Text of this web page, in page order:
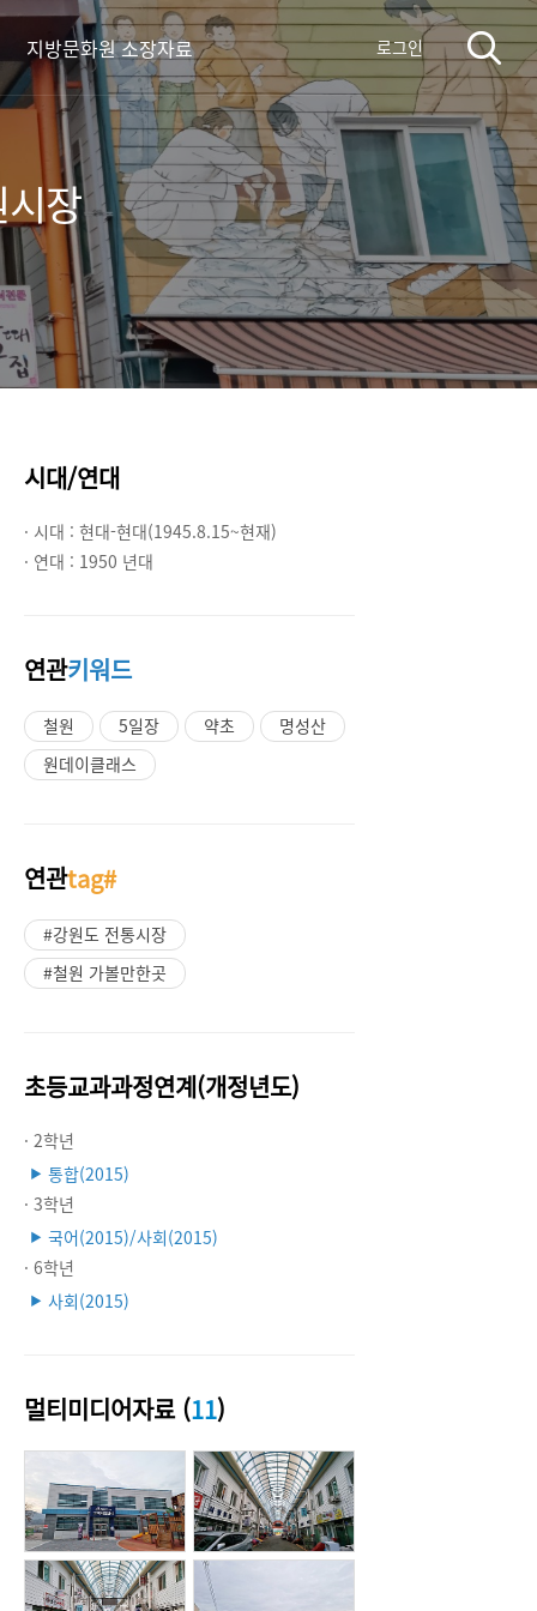
지방문화원 소장자료 로그인
장
시대/연대
· 시대 : 현대-현대(1945.8.15~현재)
· 연대 : 1950 년대
연관키워드
철원 5일장 약초
명성산
원데이클래스
연관tag#
#강원도 전통시장
#철원 가볼만한곳
초등교과과정연계(개정년도)
· 2학년
▶ 통합(2015)
· 3학년
▶ 국어(2015)/사회(2015)
· 6학년
▶ 사회(2015)
멀티미디어자료 (11)